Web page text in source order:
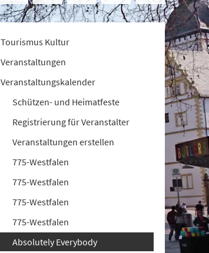
Tourismus Kultur
Veranstaltungen
Veranstaltungskalender
Schützen- und Heimatfeste
Registrierung für Veranstalter
Veranstaltungen erstellen
775-Westfalen
775-Westfalen
775-Westfalen
775-Westfalen
Absolutely Everybody